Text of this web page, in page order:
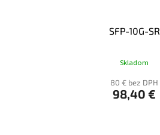
SFP-10G-SR
Skladom
80 € bez DPH
98,40 €